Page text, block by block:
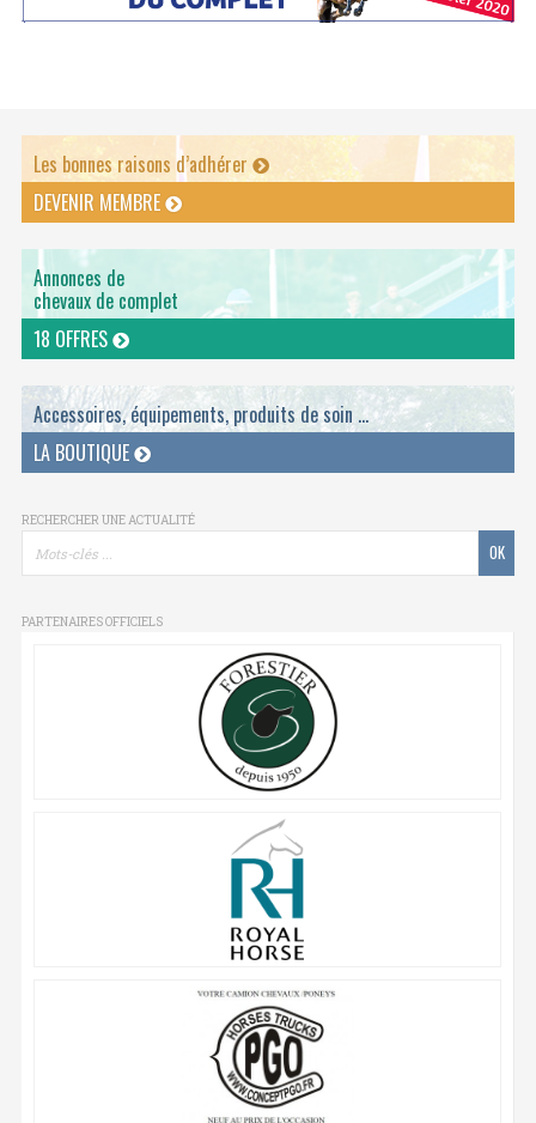
Les bonnes raisons d’adhérer
DEVENIR MEMBRE
Annonces de
chevaux de complet
18 OFFRES
Accessoires, équipements, produits de soin ...
LA BOUTIQUE
RECHERCHER UNE ACTUALITÉ
PARTENAIRES OFFICIELS